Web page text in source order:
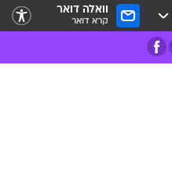
וואלה דואר
קרא דואר